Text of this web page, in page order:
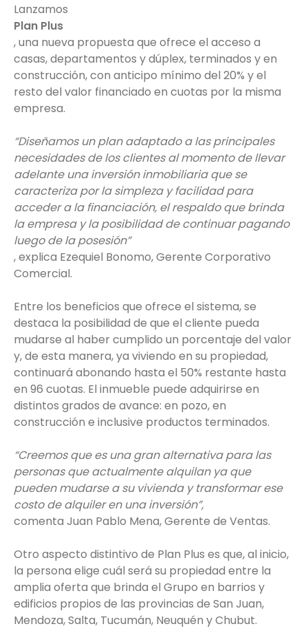
Lanzamos
Plan Plus
, una nueva propuesta que ofrece el acceso a
casas, departamentos y dúplex, terminados y en
construcción, con anticipo mínimo del 20% y el
resto del valor financiado en cuotas por la misma
empresa.
“Diseñamos un plan adaptado a las principales
necesidades de los clientes al momento de llevar
adelante una inversión inmobiliaria que se
caracteriza por la simpleza y facilidad para
acceder a la financiación, el respaldo que brinda
la empresa y la posibilidad de continuar pagando
luego de la posesión”
, explica Ezequiel Bonomo, Gerente Corporativo
Comercial.
Entre los beneficios que ofrece el sistema, se
destaca la posibilidad de que el cliente pueda
mudarse al haber cumplido un porcentaje del valor
y, de esta manera, ya viviendo en su propiedad,
continuará abonando hasta el 50% restante hasta
en 96 cuotas. El inmueble puede adquirirse en
distintos grados de avance: en pozo, en
construcción e inclusive productos terminados.
“Creemos que es una gran alternativa para las
personas que actualmente alquilan ya que
pueden mudarse a su vivienda y transformar ese
costo de alquiler en una inversión”,
comenta Juan Pablo Mena, Gerente de Ventas.
Otro aspecto distintivo de Plan Plus es que, al inicio,
la persona elige cuál será su propiedad entre la
amplia oferta que brinda el Grupo en barrios y
edificios propios de las provincias de San Juan,
Mendoza, Salta, Tucumán, Neuquén y Chubut.